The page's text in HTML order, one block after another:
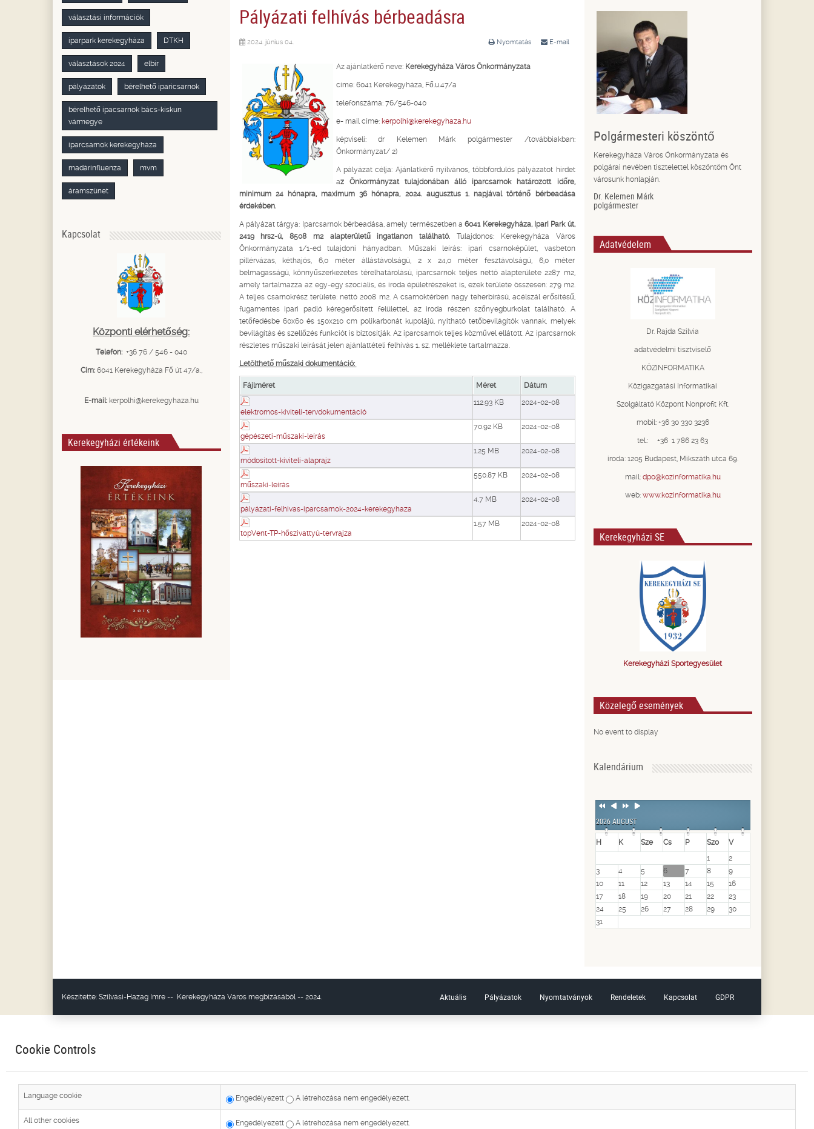
Pályázati felhívás bérbeadásra
Nyomtatás E-mail
2024. június 04.
Az ajánlatkérő neve: Kerekegyháza Város Önkormányzata
címe: 6041 Kerekegyháza, Fő.u.47/a
telefonszáma: 76/546-040
e- mail címe: kerpolhi@kerekegyhaza.hu
képviseli: dr Kelemen Márk polgármester /továbbiakban:
Önkormányzat/ 2)
A pályázat célja: Ajánlatkérő nyilvános, többfordulós pályázatot hirdet
az Önkormányzat tulajdonában álló iparcsarnok határozott időre,
minimum 24 hónapra, maximum 36 hónapra, 2024. augusztus 1. napjával történő bérbeadása
érdekében.
A pályázat tárgya: Iparcsarnok bérbeadása, amely természetben a6041 Kerekegyháza, Ipari Park út,
2419 hrsz-ú, 8508 m2 alapterületű ingatlanon található. Tulajdonos: Kerekegyháza Város
Önkormányzata 1/1-ed tulajdoni hányadban. Műszaki leírás: ipari csarnoképület, vasbeton
pillérvázas, kéthajós, 6,0 méter állástávolságú, 2 x 24,0 méter fesztávolságú, 6,0 méter
belmagasságú, könnyűszerkezetes térelhatárolású, iparcsarnok teljes nettó alapterülete 2287 m2,
amely tartalmazza az egy-egy szociális, és iroda épületrészeket is, ezek területe összesen: 279 m2.
A teljes csarnokrész területe: nettó 2008 m2. A csarnoktérben nagy teherbírású, acélszál erősítésű,
fugamentes ipari padló kéregerősített felülettel, az iroda részen szőnyegburkolat található. A
tetőfedésbe 60x60 és 150x210 cm polikarbonát kupolájú, nyitható tetőbevilágítók vannak, melyek
bevilágítás és szellőzés funkciót is biztosítják. Az iparcsarnok teljes közművel ellátott. Az iparcsarnok
részletes műszaki leírását jelen ajánlattételi felhívás 1. sz. melléklete tartalmazza.
Letölthető műszaki dokumentáció:
Fájlméret Méret Dátum
elektromos-kiviteli-tervdokumentáció
112.93 KB 2024-02-08
gépészeti-műszaki-leírás
70.92 KB 2024-02-08
módosított-kiviteli-alaprajz
1.25 MB 2024-02-08
műszaki-leírás
550.87 KB 2024-02-08
pályázati-felhivas-iparcsarnok-2024-kerekegyhaza
4.7 MB 2024-02-08
topVent-TP-hőszivattyú-tervrajza
1.57 MB 2024-02-08
választási információk
iparpark kerekegyháza DTKH
választások 2024 elbir
pályázatok bérelhető iparicsarnok
bérelhető ipacsarnok bács-kiskun
vármegye
iparcsarnok kerekegyháza
madárinfluenza mvm
áramszünet
Kapcsolat
Központi elérhetőség:
Telefon: +36 76 / 546 - 040
Cím: 6041 Kerekegyháza Fő út 47/a.,
E-mail: kerpolhi@kerekegyhaza.hu
Kerekegyházi értékeink
Polgármesteri köszöntő
Kerekegyháza Város Önkormányzata és
polgárai nevében tisztelettel köszöntöm Önt
városunk honlapján.
Dr. Kelemen Márk
polgármester
Adatvédelem
Dr. Rajda Szilvia
adatvédelmi tisztviselő
KÖZINFORMATIKA
Közigazgatási Informatikai
Szolgáltató Központ Nonprofit Kft.
mobil: +36 30 330 3236
tel.: +36 1 786 23 63
iroda: 1205 Budapest, Mikszáth utca 69.
mail: dpo@kozinformatika.hu
web: www.kozinformatika.hu
Kerekegyházi SE
Kerekegyházi Sportegyesület
Közelegő események
No event to display
Kalendárium
Previous
Previous
NextNext
2026 AUGUST
H K Sze Cs P Szo
V
1
2
3
4 5 6 7 8
9
10
11 12 13 14 15
16
17
18 19 20 21 22
23
24
25 26 27 28 29
30
31
Készítette: Szilvási-Hazag Imre -- Kerekegyháza Város megbízásából -- 2024. Aktuális Pályázatok Nyomtatványok Rendeletek Kapcsolat GDPR
Cookie Controls
Language cookie Engedélyezett A létrehozása nem engedélyezett.
All other cookies Engedélyezett A létrehozása nem engedélyezett.